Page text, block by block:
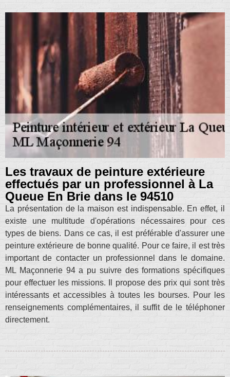
Les travaux de peinture extérieure
effectués par un professionnel à La
Queue En Brie dans le 94510
La présentation de la maison est indispensable. En effet, il
existe une multitude d'opérations nécessaires pour ces
types de biens. Dans ce cas, il est préférable d'assurer une
peinture extérieure de bonne qualité. Pour ce faire, il est très
important de contacter un professionnel dans le domaine.
ML Maçonnerie 94 a pu suivre des formations spécifiques
pour effectuer les missions. Il propose des prix qui sont très
intéressants et accessibles à toutes les bourses. Pour les
renseignements complémentaires, il suffit de le téléphoner
directement.